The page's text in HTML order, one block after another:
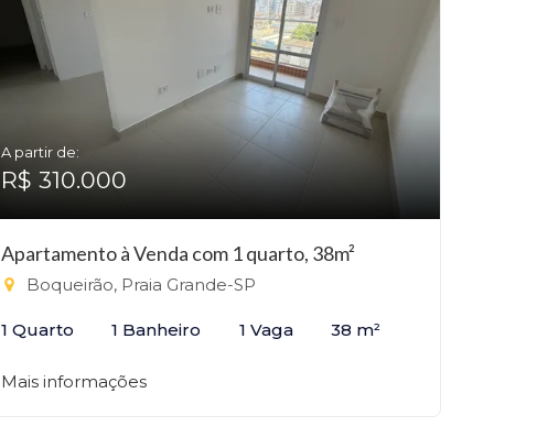
A partir de:
R$ 310.000
Apartamento à Venda com 1 quarto, 38m²
Boqueirão, Praia Grande-SP
1 Quarto 1 Banheiro 1 Vaga 38 m²
Mais informações